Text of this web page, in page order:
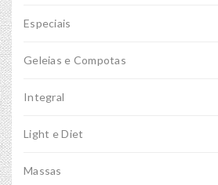
Especiais
Geleias e Compotas
Integral
Light e Diet
Massas